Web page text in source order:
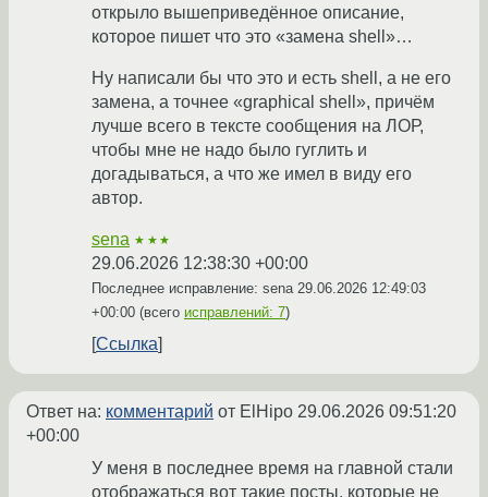
открыло вышеприведённое описание,
которое пишет что это «замена shell»…
Ну написали бы что это и есть shell, а не его
замена, а точнее «graphical shell», причём
лучше всего в тексте сообщения на ЛОР,
чтобы мне не надо было гуглить и
догадываться, а что же имел в виду его
автор.
sena ★★★
29.06.2026 12:38:30 +00:00
Последнее исправление: sena 29.06.2026 12:49:03
+00:00 (всего исправлений: 7)
Ссылка
Ответ на: комментарий от ElHipo 29.06.2026 09:51:20
+00:00
У меня в последнее время на главной стали
отображаться вот такие посты, которые не